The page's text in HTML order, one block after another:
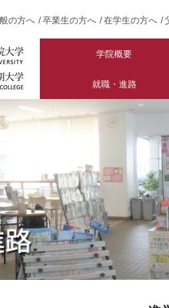
の方へ 卒業生の方へ 在学生の方へ
学院概要
就職・進路